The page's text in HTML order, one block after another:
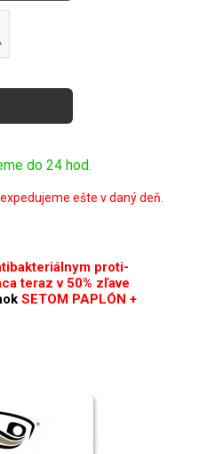
do 24 hod.
ešte v daný deň.
proti-
teraz v 50% zľave
SETOM PAPLÓN +